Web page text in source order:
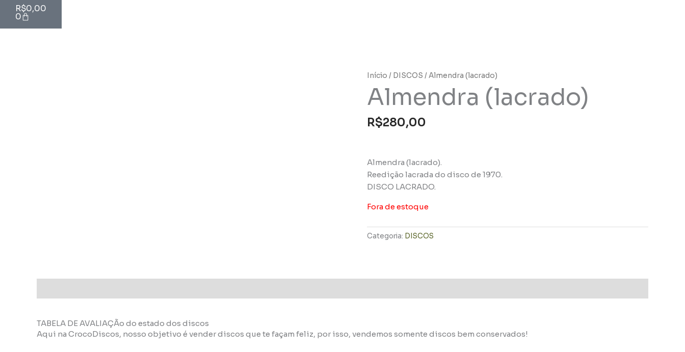
R$0,00
0
Início / DISCOS / Almendra (lacrado)
Almendra (lacrado)
R$280,00
Almendra (lacrado).
Reedição lacrada do disco de 1970.
DISCO LACRADO.
Fora de estoque
Categoria: DISCOS
TABELA DE AVALIAÇÃo do estado dos discos
Aqui na CrocoDiscos, nosso objetivo é vender discos que te façam feliz, por isso, vendemos somente discos bem conservados!